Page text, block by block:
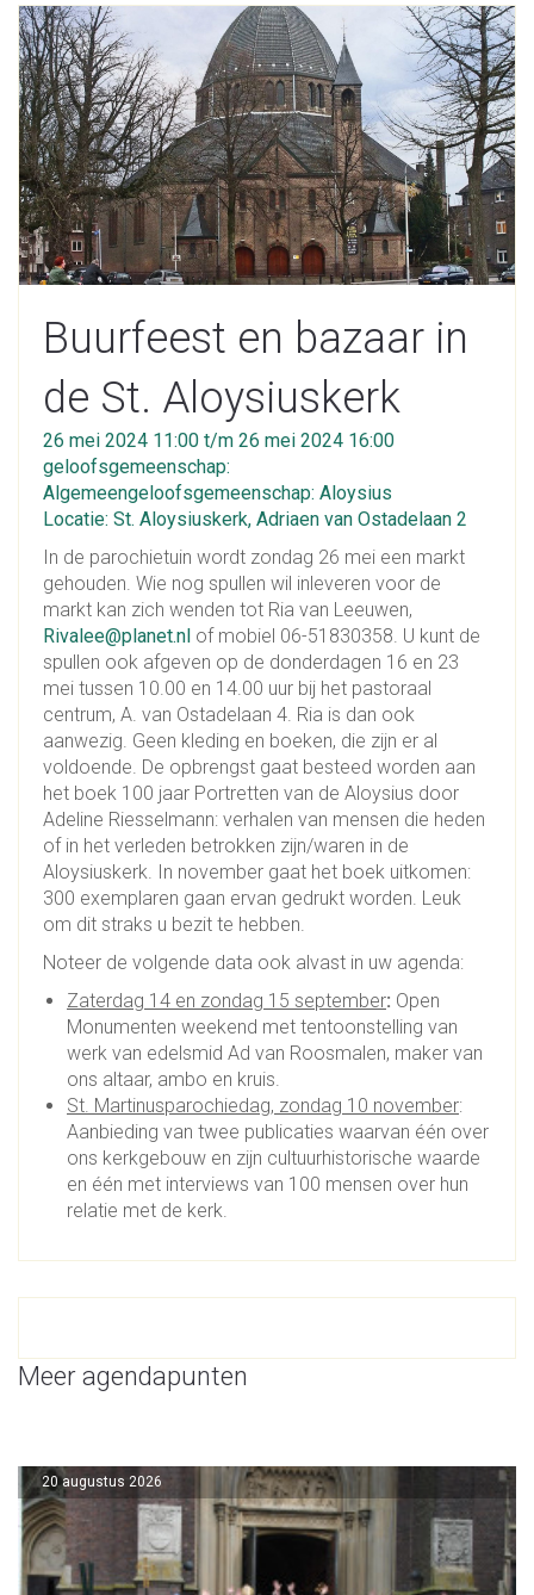
Buurfeest en bazaar in
de St. Aloysiuskerk
26 mei 2024 11:00 t/m 26 mei 2024 16:00
geloofsgemeenschap:
Algemeengeloofsgemeenschap: Aloysius
Locatie: St. Aloysiuskerk, Adriaen van Ostadelaan 2
In de parochietuin wordt zondag 26 mei een markt
gehouden. Wie nog spullen wil inleveren voor de
markt kan zich wenden tot Ria van Leeuwen,
Rivalee@planet.nl of mobiel 06-51830358. U kunt de
spullen ook afgeven op de donderdagen 16 en 23
mei tussen 10.00 en 14.00 uur bij het pastoraal
centrum, A. van Ostadelaan 4. Ria is dan ook
aanwezig. Geen kleding en boeken, die zijn er al
voldoende. De opbrengst gaat besteed worden aan
het boek 100 jaar Portretten van de Aloysius door
Adeline Riesselmann: verhalen van mensen die heden
of in het verleden betrokken zijn/waren in de
Aloysiuskerk. In november gaat het boek uitkomen:
300 exemplaren gaan ervan gedrukt worden. Leuk
om dit straks u bezit te hebben.
Noteer de volgende data ook alvast in uw agenda:
Zaterdag 14 en zondag 15 september: Open
Monumenten weekend met tentoonstelling van
werk van edelsmid Ad van Roosmalen, maker van
ons altaar, ambo en kruis.
St. Martinusparochiedag, zondag 10 november:
Aanbieding van twee publicaties waarvan één over
ons kerkgebouw en zijn cultuurhistorische waarde
en één met interviews van 100 mensen over hun
relatie met de kerk.
Meer agendapunten
20 augustus 2026